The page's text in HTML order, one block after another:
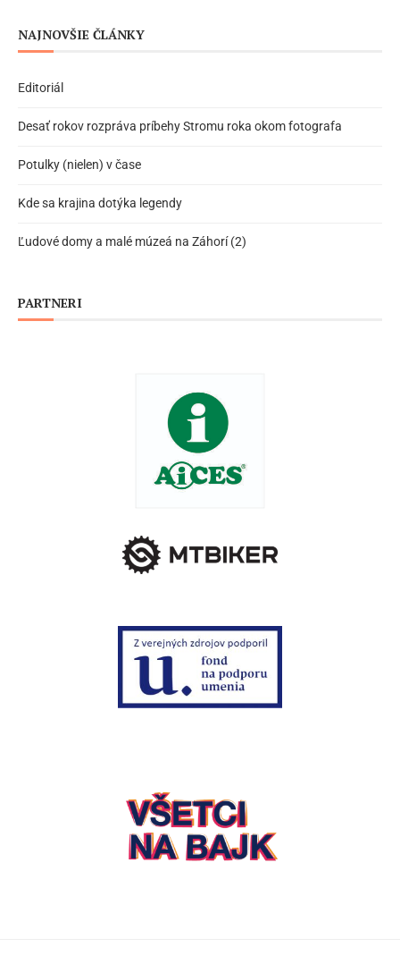
NAJNOVŠIE ČLÁNKY
Editoriál
Desať rokov rozpráva príbehy Stromu roka okom fotografa
Potulky (nielen) v čase
Kde sa krajina dotýka legendy
Ľudové domy a malé múzeá na Záhorí (2)
PARTNERI